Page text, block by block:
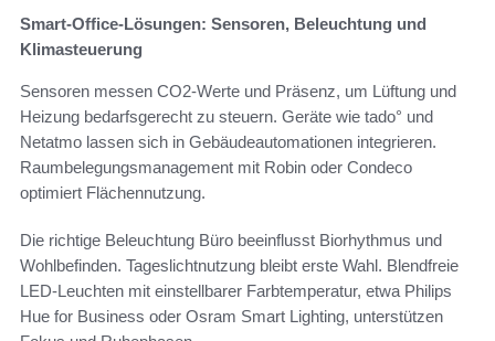
Smart-Office-Lösungen: Sensoren, Beleuchtung und
Klimasteuerung
Sensoren messen CO2-Werte und Präsenz, um Lüftung und
Heizung bedarfsgerecht zu steuern. Geräte wie tado° und
Netatmo lassen sich in Gebäudeautomationen integrieren.
Raumbelegungsmanagement mit Robin oder Condeco
optimiert Flächennutzung.
Die richtige Beleuchtung Büro beeinflusst Biorhythmus und
Wohlbefinden. Tageslichtnutzung bleibt erste Wahl. Blendfreie
LED-Leuchten mit einstellbarer Farbtemperatur, etwa Philips
Hue for Business oder Osram Smart Lighting, unterstützen